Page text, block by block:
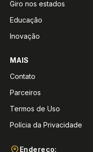
Giro nos estados
Educação
Inovação
MAIS
Contato
Parceiros
Termos de Uso
Polícia da Privacidade
Endereço: